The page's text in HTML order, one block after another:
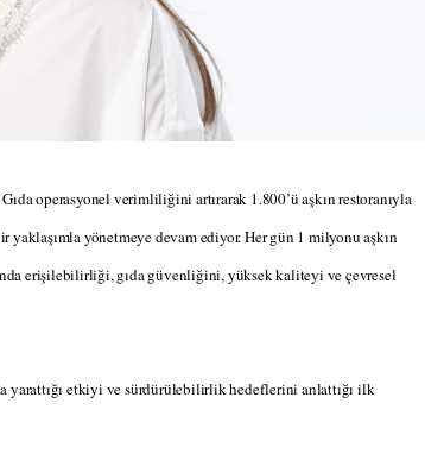
operasyonel verimliliğini artırarak 1.800’ü aşkın restoranıyla
yönetmeye devam ediyor. Her gün 1 milyonu aşkın
erişilebilirliği, gıda güvenliğini, yüksek kaliteyi ve çevresel
yarattığı etkiyi ve sürdürülebilirlik hedeflerini anlattığı ilk